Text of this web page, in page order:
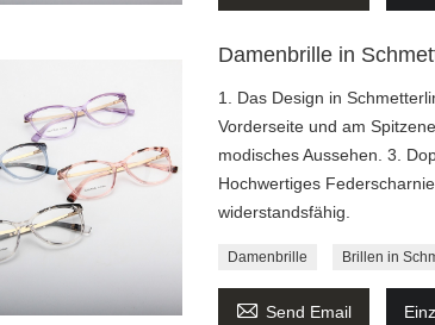
Damenbrille in
1. Das Design in
Vorderseite und am
modisches Aussehen. 3.
Hochwertiges
widerstandsfähig.
Damenbrille Brillen in
 Send Email